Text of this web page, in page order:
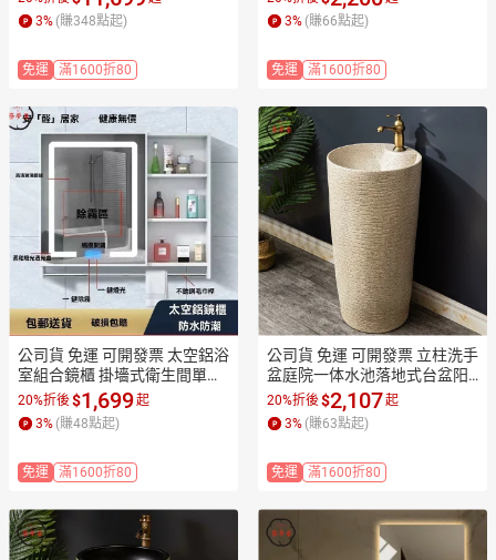
安裝貴妃浴缸 浴盆 浴室加厚浴
缸工廠現貨直銷 售後保障 全館
3% (賺348點起)
免運 滿1600折80
工廠現貨直銷 售後保障 全館折
扣 店長新品推薦 7ZM83
3% (賺66點起)
免運 滿1600折80
公司貨 免運 可開發票 太空鋁浴
室組合鏡櫃 掛墻式衛生間單獨
儲物 收納鏡箱洗手間智能鏡子
工廠現貨直銷 售後保障 全館折
扣 店長新品推薦 7ZM83
20%折後$1,699起
3% (賺48點起)
免運 滿1600折80
公司貨 免運 可開發票 立柱洗手
盆庭院一体水池落地式台盆阳
台卫生间立柱盆陶瓷洗脸盆6工
廠現貨直銷 售後保障 全館折扣
店長新品推薦 7ZM83
20%折後$2,107起
3% (賺63點起)
免運 滿1600折80